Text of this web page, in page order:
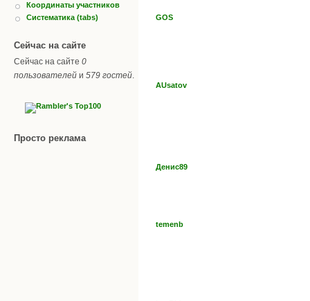
Координаты участников
Систематика (tabs)
Сейчас на сайте
Сейчас на сайте 0
пользователей и 579 гостей
Просто реклама
GOS
AUsatov
Денис89
temenb